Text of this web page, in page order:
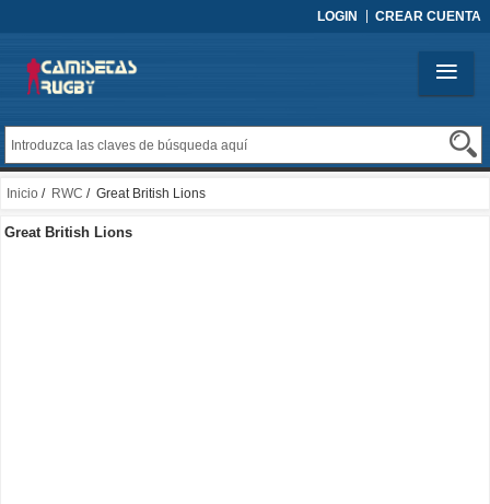
LOGIN CREAR CUENTA
Inicio / RWC / Great British Lions
Great British Lions